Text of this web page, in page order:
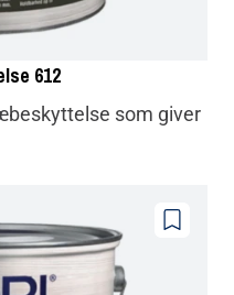
612
som giver
Føj